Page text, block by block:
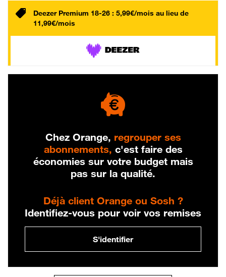
Deezer Premium 18-26 : 5,99€/mois au lieu de
11,99€/mois
Chez Orange, regrouper ses
abonnements, c'est faire des
économies sur votre budget mais
pas sur la qualité.
Déjà client Orange ou Sosh ?
Identifiez-vous pour voir vos remises
S'identifier